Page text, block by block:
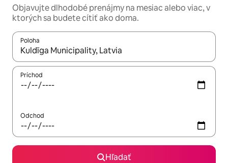
Objavujte dlhodobé prenájmy na mesiac alebo viac, v
ktorých sa budete cítiť ako doma.
Poloha
Keď budú výsledky k dispozícii, môžete si ich prechádzať
Príchod
Odchod
Hľadať